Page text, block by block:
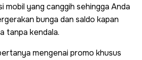
mobil yang canggih sehingga Anda
bunga dan saldo kapan
tanpa kendala.
mengenai promo khusus